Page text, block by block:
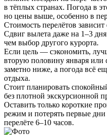
в тёплых странах. Погода в
но цены выше, особенно в
Стоимость перелётов
Сдвиг вылета даже на 1–3
чем выбор другого курорта.
Если цель — сэкономить,
вторую половину января или
заметно ниже, а погода всё
отдыха.
Стоит планировать
без плотной экскурсионной
Оставить только короткие
режим и потерять первые дни
перелёте 6–10 часов.